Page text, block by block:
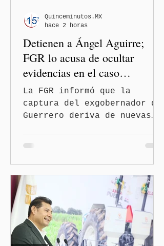
Detienen a Ángel Aguirre;
FGR lo acusa de ocultar
evidencias en el caso
Ayotzinapa
La FGR informó que la
captura del exgobernador de
Guerrero deriva de nuevas
México. (Quinceminutos.MX).
—La Fiscalía General de la
República (FGR) informó
este jueves la detención
del exgobernador de
Guerrero, Ángel "N", por su
presunta participación en
Quinceminutos.MX
hace 2 horas